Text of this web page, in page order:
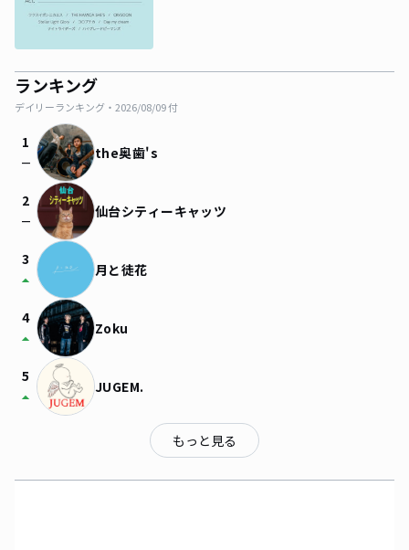
ランキング
デイリーランキング・ 2026/08/09付
1
check_indeterminate_small the奥歯's
2
check_indeterminate_small 仙台シティーキャッツ
3
arrow_drop_up 月と徒花
4
arrow_drop_up Zoku
5
arrow_drop_up JUGEM.
もっと見る